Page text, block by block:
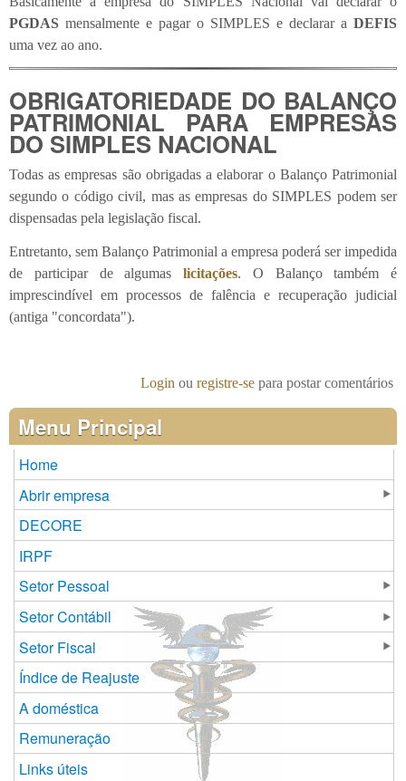
PGDAS mensalmente e pagar o SIMPLES e declarar a DEFIS
uma vez ao ano.
OBRIGATORIEDADE DO BALANÇO
PATRIMONIAL PARA EMPRESAS
DO SIMPLES NACIONAL
Todas as empresas são obrigadas a elaborar o Balanço Patrimonial
segundo o código civil, mas as empresas do SIMPLES podem ser
dispensadas pela legislação fiscal.
Entretanto, sem Balanço Patrimonial a empresa poderá ser impedida
de participar de algumas licitações. O Balanço também é
imprescindível em processos de falência e recuperação judicial
(antiga "concordata").
Login ou registre-se para postar comentários
Menu Principal
Home
Abrir empresa
DECORE
IRPF
Setor Pessoal
Setor Contábil
Setor Fiscal
Índice de Reajuste
A doméstica
Remuneração
Links úteis